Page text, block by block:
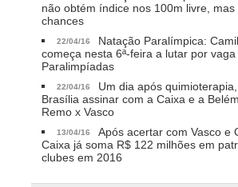
não obtém índice nos 100m livre, mas
chances
22/04/16
Natação Paralímpica:
começa nesta 6ª-feira a lutar por vaga
Paralimpíadas
22/04/16
Um dia após
Brasília assinar com a Caixa e a
Remo x Vasco
13/04/16
Após acertar com Vasco e
Caixa já soma R$ 122 milhões em
clubes em 2016